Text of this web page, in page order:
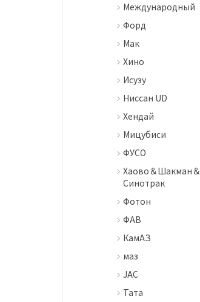
Международный
Форд
Мак
Хино
Исузу
Ниссан UD
Хендай
Мицубиси
ФУСО
Хаово＆Шакман＆
Синотрак
Фотон
ФАВ
КамАЗ
маз
JAC
Тата